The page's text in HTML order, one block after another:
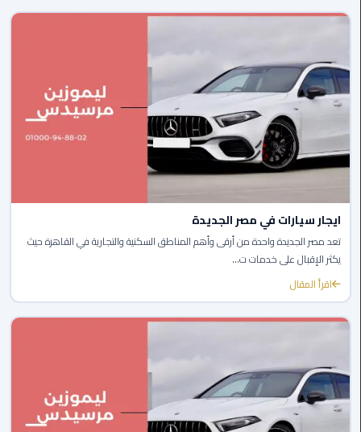
الساخن
ليموزين
العاصمة
ليموزين
الخط
تاكسى
ليموزين
مصر
خدمة
VIP
سيارات
في
مصر
ايجار سيارات في مصر الجديدة
تعد مصر الجديدة واحدة من أرقى وأهم المناطق السكنية والتجارية في القاهرة حيث
يكثر الإقبال على خدمات ت...
اقرأ المقال